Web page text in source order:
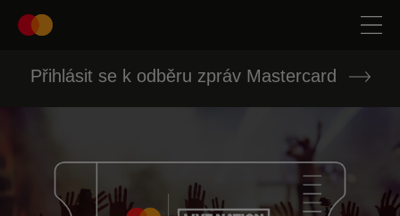
Přihlásit se k odběru zpráv Mastercard